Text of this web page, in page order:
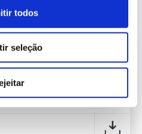
todos
seleçãodo Sistema
da semana 7 de 2022
periodicidade semanal, com
Eletricidade